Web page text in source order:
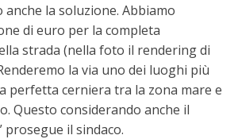
la soluzione. Abbiamo
di euro per la completa
strada (nella foto il rendering di
la via uno dei luoghi più
perfetta cerniera tra la zona mare e
Questo considerando anche il
prosegue il sindaco.